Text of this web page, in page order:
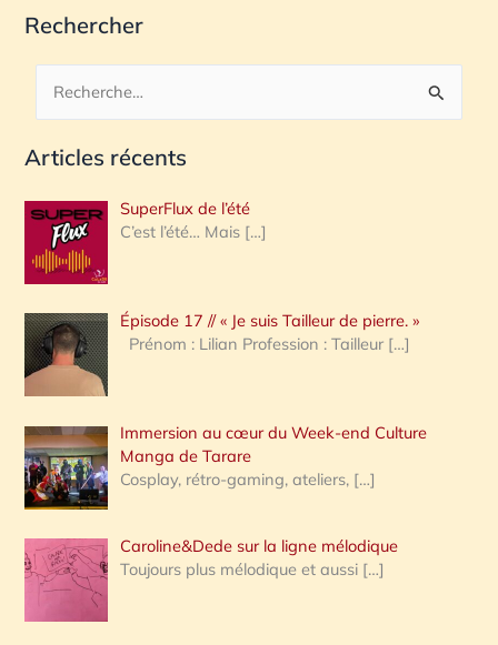
Rechercher
c
e
r
c
h
e
:
Articles récents
SuperFlux de l’été
C’est l’été… Mais […]
Épisode 17 // « Je suis Tailleur de pierre. »
Prénom : Lilian Profession : Tailleur […]
Immersion au cœur du Week-end Culture
Manga de Tarare
Cosplay, rétro-gaming, ateliers, […]
Caroline&Dede sur la ligne mélodique
Toujours plus mélodique et aussi […]